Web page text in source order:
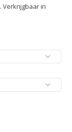
Verkrijgbaar in